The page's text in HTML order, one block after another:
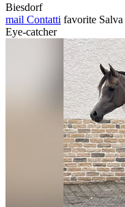
Biesdorf
mail Contatti favorite Salva
Eye-catcher